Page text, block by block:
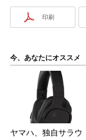
印刷
今、あなたにオススメ
ヤマハ、独自サラウ